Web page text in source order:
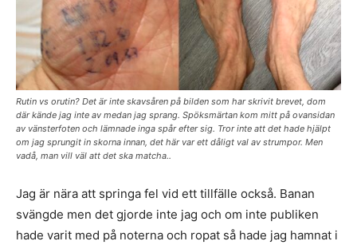
Rutin vs orutin? Det är inte skavsåren på bilden som har skrivit brevet, dom
där kände jag inte av medan jag sprang. Spöksmärtan kom mitt på ovansidan
av vänsterfoten och lämnade inga spår efter sig. Tror inte att det hade hjälpt
om jag sprungit in skorna innan, det här var ett dåligt val av strumpor. Men
vadå, man vill väl att det ska matcha..
Jag är nära att springa fel vid ett tillfälle också. Banan
svängde men det gjorde inte jag och om inte publiken
hade varit med på noterna och ropat så hade jag hamnat i